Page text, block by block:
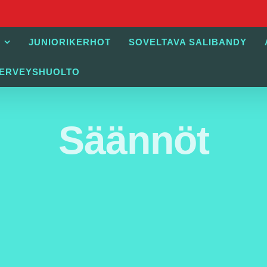
JUNIORIKERHOT SOVELTAVA SALIBANDY
Säännöt